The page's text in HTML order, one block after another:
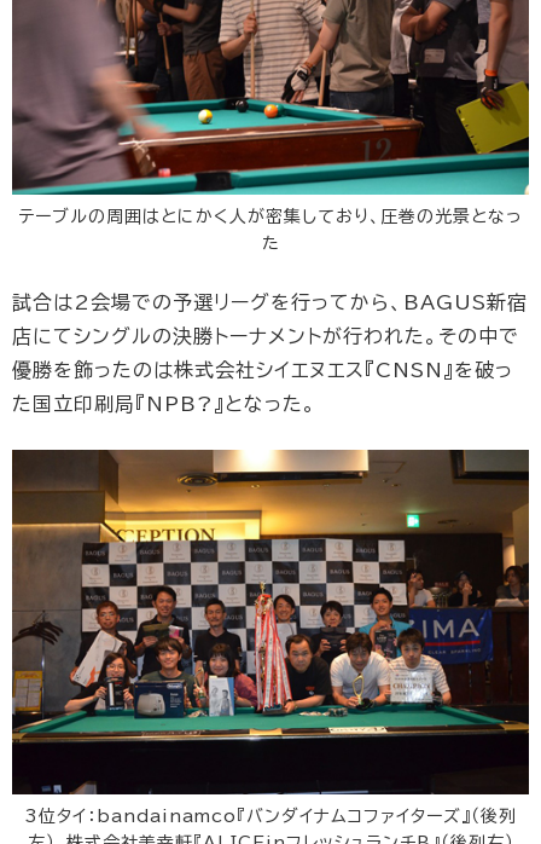
テーブルの周囲はとにかく人が密集しており、圧巻の光景となっ
た
試合は2会場での予選リーグを行ってから、BAGUS新宿
店にてシングルの決勝トーナメントが行われた。その中で
優勝を飾ったのは株式会社シイエヌエス『CNSN』を破っ
た国立印刷局『NPB?』となった。
3位タイ：bandainamco『バンダイナムコファイターズ』（後列